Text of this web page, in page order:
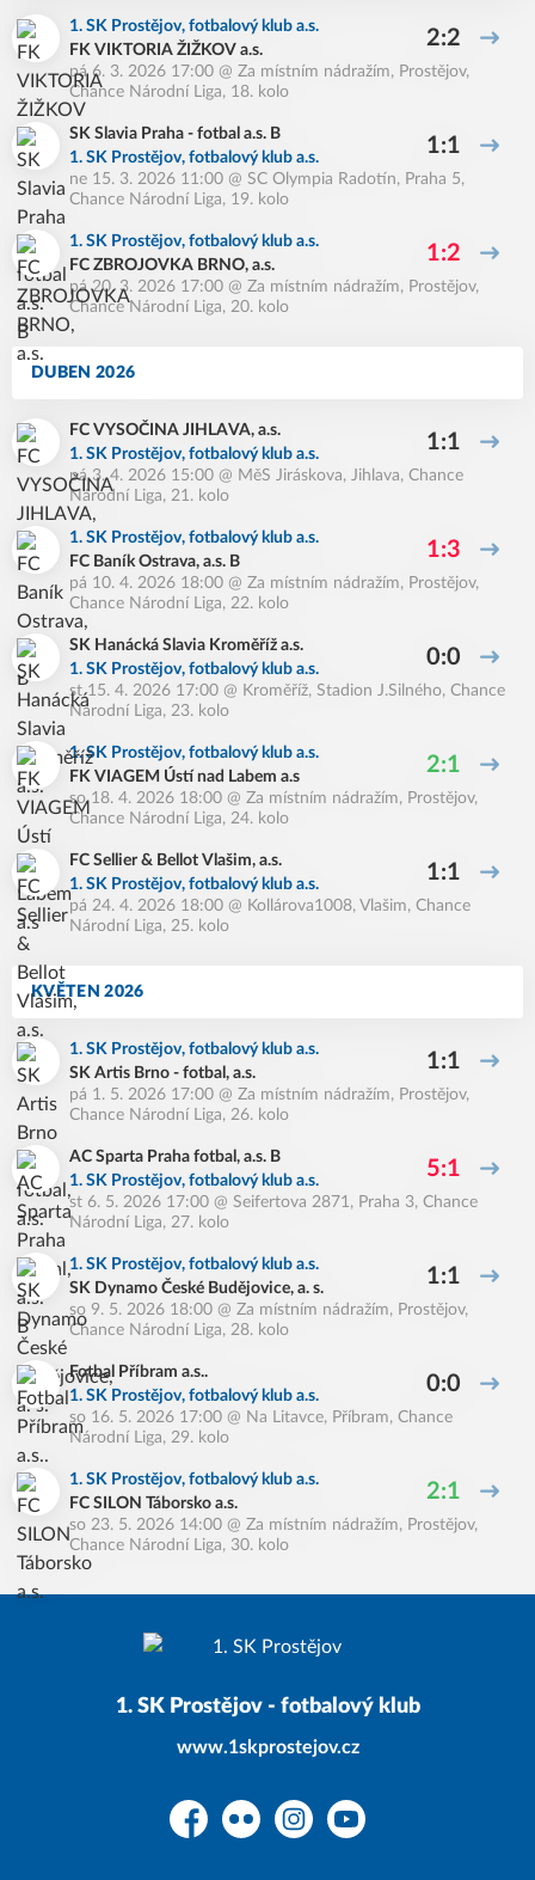
1. SK Prostějov, fotbalový klub a.s.
FK VIKTORIA ŽIŽKOV a.s.
2:2
pá 6. 3. 2026 17:00 @ Za místním nádražím, Prostějov,
Chance Národní Liga, 18. kolo
SK Slavia Praha - fotbal a.s. B
1. SK Prostějov, fotbalový klub a.s.
1:1
ne 15. 3. 2026 11:00 @ SC Olympia Radotín, Praha 5,
Chance Národní Liga, 19. kolo
1. SK Prostějov, fotbalový klub a.s.
FC ZBROJOVKA BRNO, a.s.
1:2
pá 20. 3. 2026 17:00 @ Za místním nádražím, Prostějov,
Chance Národní Liga, 20. kolo
DUBEN 2026
FC VYSOČINA JIHLAVA, a.s.
1. SK Prostějov, fotbalový klub a.s.
1:1
pá 3. 4. 2026 15:00 @ MěS Jiráskova, Jihlava, Chance
Národní Liga, 21. kolo
1. SK Prostějov, fotbalový klub a.s.
FC Baník Ostrava, a.s. B
1:3
pá 10. 4. 2026 18:00 @ Za místním nádražím, Prostějov,
Chance Národní Liga, 22. kolo
SK Hanácká Slavia Kroměříž a.s.
1. SK Prostějov, fotbalový klub a.s.
0:0
st 15. 4. 2026 17:00 @ Kroměříž, Stadion J.Silného, Chance
Národní Liga, 23. kolo
1. SK Prostějov, fotbalový klub a.s.
FK VIAGEM Ústí nad Labem a.s
2:1
so 18. 4. 2026 18:00 @ Za místním nádražím, Prostějov,
Chance Národní Liga, 24. kolo
FC Sellier & Bellot Vlašim, a.s.
1. SK Prostějov, fotbalový klub a.s.
1:1
pá 24. 4. 2026 18:00 @ Kollárova1008, Vlašim, Chance
Národní Liga, 25. kolo
KVĚTEN 2026
1. SK Prostějov, fotbalový klub a.s.
SK Artis Brno - fotbal, a.s.
1:1
pá 1. 5. 2026 17:00 @ Za místním nádražím, Prostějov,
Chance Národní Liga, 26. kolo
AC Sparta Praha fotbal, a.s. B
1. SK Prostějov, fotbalový klub a.s.
5:1
st 6. 5. 2026 17:00 @ Seifertova 2871, Praha 3, Chance
Národní Liga, 27. kolo
1. SK Prostějov, fotbalový klub a.s.
SK Dynamo České Budějovice, a. s.
1:1
so 9. 5. 2026 18:00 @ Za místním nádražím, Prostějov,
Chance Národní Liga, 28. kolo
Fotbal Příbram a.s..
1. SK Prostějov, fotbalový klub a.s.
0:0
so 16. 5. 2026 17:00 @ Na Litavce, Příbram, Chance
Národní Liga, 29. kolo
1. SK Prostějov, fotbalový klub a.s.
FC SILON Táborsko a.s.
2:1
so 23. 5. 2026 14:00 @ Za místním nádražím, Prostějov,
Chance Národní Liga, 30. kolo
1. SK Prostějov - fotbalový klub
www.1skprostejov.cz
FacebookFlickr InstagramYouTube